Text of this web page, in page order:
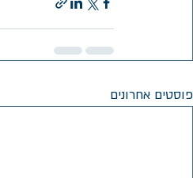
פוסטים אחרונים